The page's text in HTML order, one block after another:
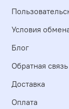
Условия
Блог
Обратная связь
Доставка
Оплата